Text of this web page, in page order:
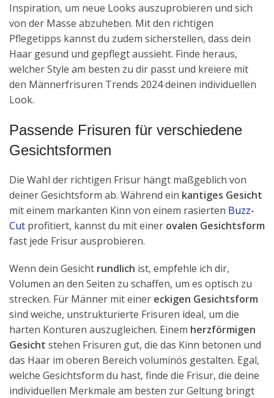
Inspiration, um neue Looks auszuprobieren und sich
von der Masse abzuheben. Mit den richtigen
Pflegetipps kannst du zudem sicherstellen, dass dein
Haar gesund und gepflegt aussieht. Finde heraus,
welcher Style am besten zu dir passt und kreiere mit
den Männerfrisuren Trends 2024 deinen individuellen
Look.
Passende Frisuren für verschiedene
Gesichtsformen
Die Wahl der richtigen Frisur hängt maßgeblich von
deiner Gesichtsform ab. Während ein kantiges Gesicht
mit einem markanten Kinn von einem rasierten Buzz-
Cut profitiert, kannst du mit einer ovalen Gesichtsform
fast jede Frisur ausprobieren.
Wenn dein Gesicht rundlich ist, empfehle ich dir,
Volumen an den Seiten zu schaffen, um es optisch zu
strecken. Für Männer mit einer eckigen Gesichtsform
sind weiche, unstrukturierte Frisuren ideal, um die
harten Konturen auszugleichen. Einem herzförmigen
Gesicht stehen Frisuren gut, die das Kinn betonen und
das Haar im oberen Bereich voluminös gestalten. Egal,
welche Gesichtsform du hast, finde die Frisur, die deine
individuellen Merkmale am besten zur Geltung bringt